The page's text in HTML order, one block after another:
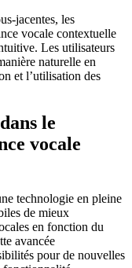
jacentes, les
vocale contextuelle
Les utilisateurs
naturelle en
et l’utilisation des
le
vocale
technologie en pleine
de mieux
en fonction du
avancée
pour de nouvelles